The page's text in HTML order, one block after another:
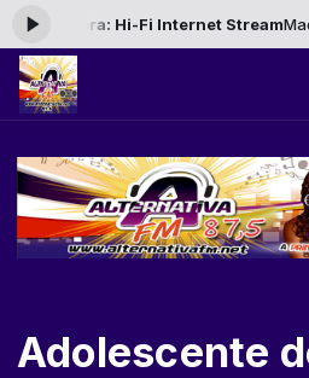
agora: Hi-Fi Internet Stream
Adolescente